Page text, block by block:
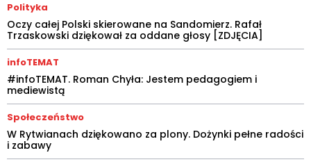
Polityka
Oczy całej Polski skierowane na Sandomierz. Rafał
Trzaskowski dziękował za oddane głosy [ZDJĘCIA]
infoTEMAT
#infoTEMAT. Roman Chyła: Jestem pedagogiem i
mediewistą
Społeczeństwo
W Rytwianach dziękowano za plony. Dożynki pełne radości
i zabawy